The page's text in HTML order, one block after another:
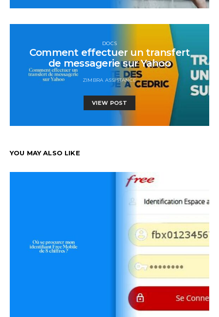
DOCS
Comment effectuer un transfert
de messagerie sur Yahoo
ZIMBRA ASSISTANCE
VIEW POST
YOU MAY ALSO LIKE